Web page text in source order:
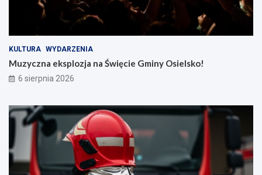
KULTURA WYDARZENIA
Muzyczna eksplozja na Święcie Gminy Osielsko!
6 sierpnia 2026